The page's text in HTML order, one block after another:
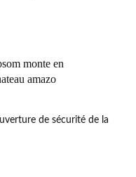
de sécurité de la